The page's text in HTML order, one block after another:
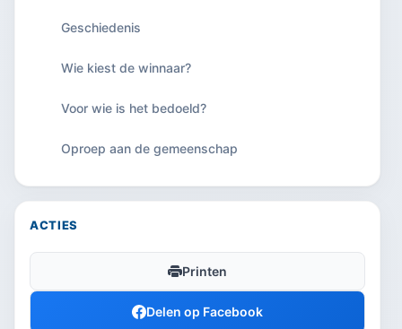
Geschiedenis
Wie kiest de winnaar?
Voor wie is het bedoeld?
Oproep aan de gemeenschap
ACTIES
Printen
Delen op Facebook